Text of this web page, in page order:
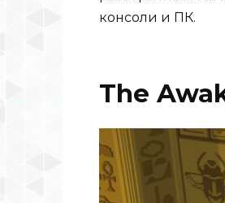
консоли и ПК.
The